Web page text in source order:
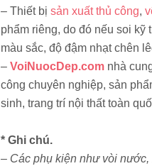
– Thiết bị sản xuất thủ công,
phẩm riêng, do đó nếu soi
màu sắc, độ đậm nhạt chên
– VoiNuocDep.comnhà
công chuyên nghiệp, sản
sinh, trang trí nội thất toàn
* Ghi chú.
– Các phụ kiện như vòi